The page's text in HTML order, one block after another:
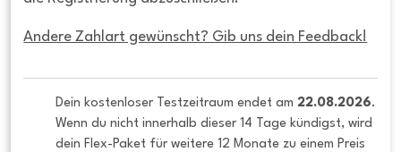
Andere Zahlart gewünscht? Gib uns dein Feedback!
Dein kostenloser Testzeitraum endet am 22.08.2026.
Wenn du nicht innerhalb dieser 14 Tage kündigst, wird
dein Flex-Paket für weitere 12 Monate zu einem Preis